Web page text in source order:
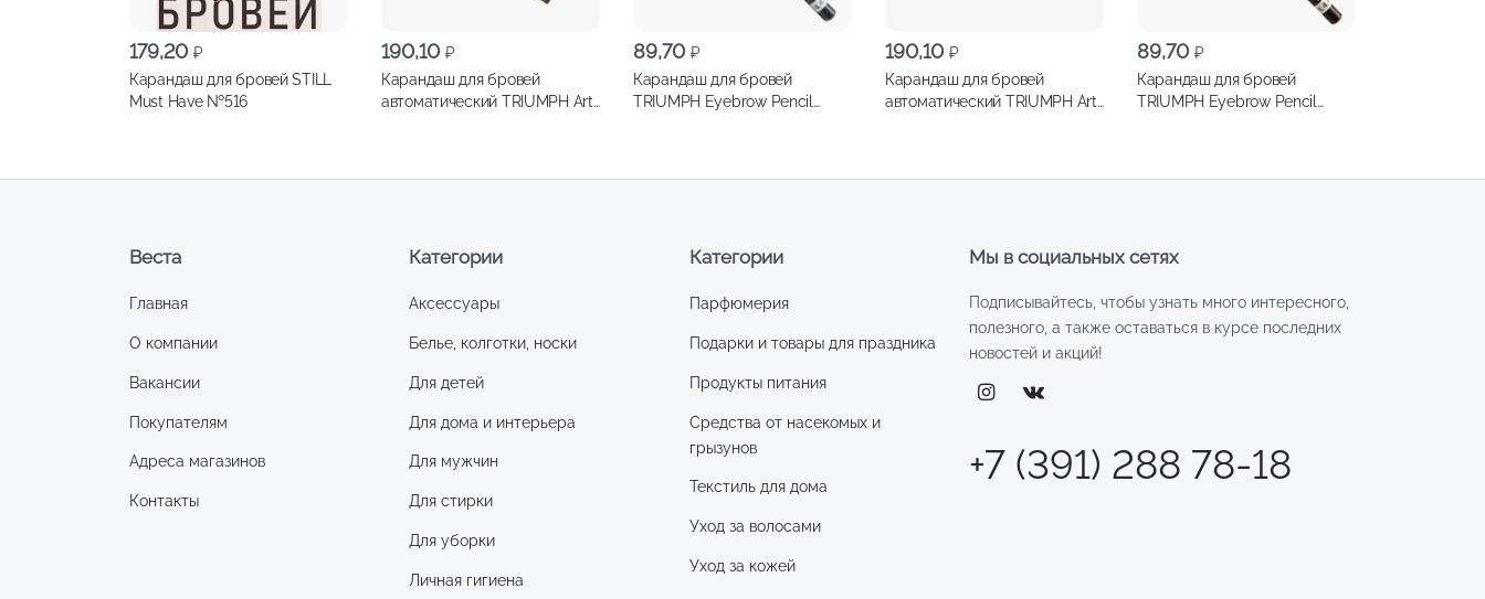
179,20 ₽
Карандаш для бровей STILL
Must Have №516
190,10 ₽
Карандаш для бровей
автоматический TRIUMPH Art
89,70 ₽
Карандаш для бровей
TRIUMPH Eyebrow Pencil
190,10 ₽
Карандаш для бровей
автоматический TRIUMPH Art
89,70 ₽
Карандаш для бровей
TRIUMPH Eyebrow Pencil
Мы в социальных сетях
Подписывайтесь, чтобы узнать много интересного,
полезного, а также оставаться в курсе последних
новостей и акций!
+7 (391) 288 78-18
Категории
Аксессуары
Белье, колготки, носки
Для детей
Для дома и интерьера
Для мужчин
Для стирки
Для уборки
Личная гигиена
Категории
Парфюмерия
Подарки и товары для праздника
Продукты питания
Средства от насекомых и
грызунов
Текстиль для дома
Уход за волосами
Уход за кожей
Веста
Главная
О компании
Вакансии
Покупателям
Адреса магазинов
Контакты